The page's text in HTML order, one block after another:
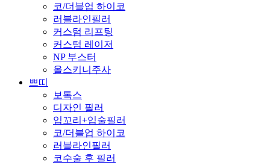
코/더블업 하이코
러블라인필러
커스텀 리프팅
커스텀 레이저
NP 부스터
올스키니주사
쁘띠
보톡스
디자인 필러
입꼬리+입술필러
코/더블업 하이코
러블라인필러
코수술 후 필러